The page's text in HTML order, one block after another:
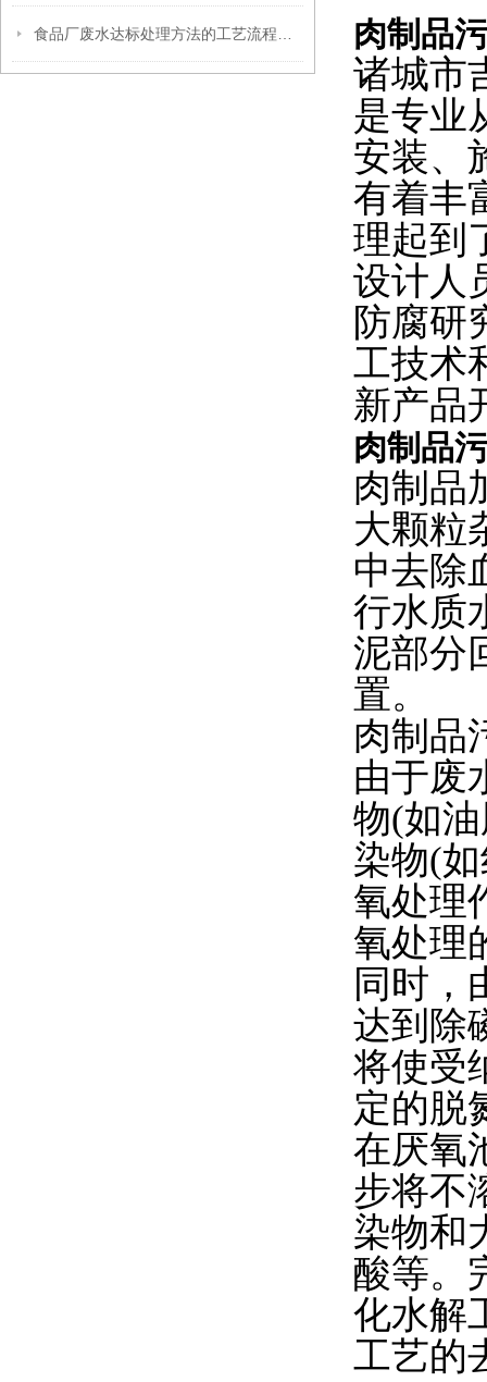
肉制品
诸城市
是专业
安装、
有着丰
理起到
设计人
防腐研
工技术
新产品
肉制品
肉制品
大颗粒
中去除
行水质
泥部分
置。
肉制品
由于废
物(如
染物(
氧处理
氧处理
同时，
达到除
将使受
定的脱
在厌氧
步将不
染物和
酸等。
化水解
工艺的